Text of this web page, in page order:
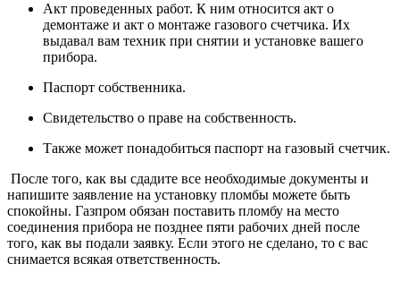
Акт проведенных работ. К ним относится акт о
демонтаже и акт о монтаже газового счетчика. Их
выдавал вам техник при снятии и установке вашего
прибора.
Паспорт собственника.
Свидетельство о праве на собственность.
Также может понадобиться паспорт на газовый счетчик.
После того, как вы сдадите все необходимые документы и
напишите заявление на установку пломбы можете быть
спокойны. Газпром обязан поставить пломбу на место
соединения прибора не позднее пяти рабочих дней после
того, как вы подали заявку. Если этого не сделано, то с вас
снимается всякая ответственность.